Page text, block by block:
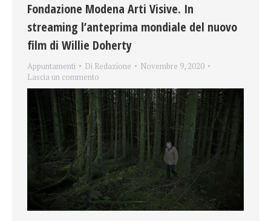
Fondazione Modena Arti Visive. In
streaming l’anteprima mondiale del nuovo
film di Willie Doherty
Appuntamenti Di Redazione
Novembre 9, 2020
Lascia un commento